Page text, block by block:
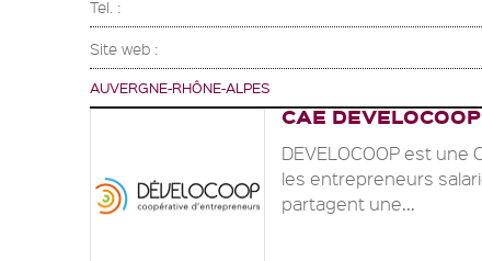
Tel. :
Site web :
AUVERGNE-RHÔNE-ALPES
CAE DEVELOCOOP
DEVELOCOOP est une
les entrepreneurs
partagent une...